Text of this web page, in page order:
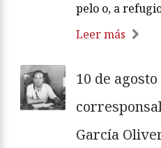
pelo o, a
Leer más
10 de
García